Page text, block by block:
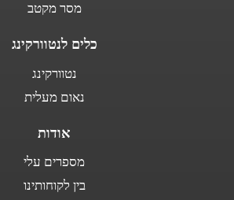
מסר מקטב
כלים לנטוורקינג
נטוורקינג
נאום מעלית
אודות
מספרים עלי
בין לקוחותינו